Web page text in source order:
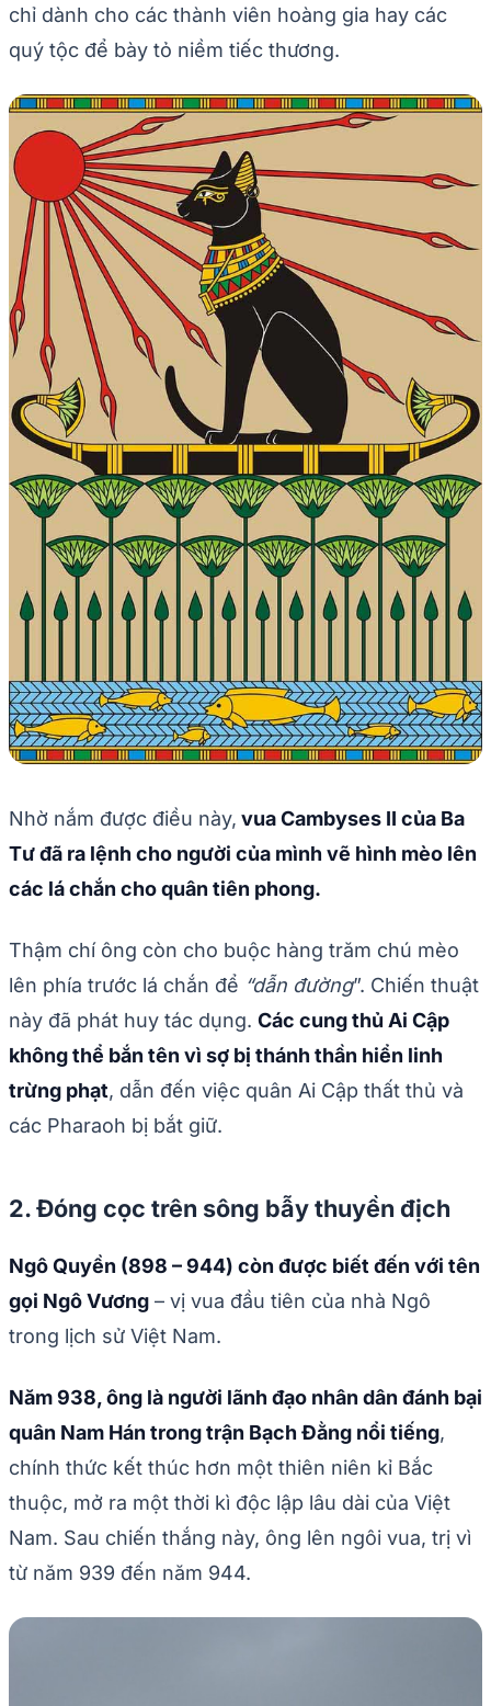
chỉ dành cho các thành viên hoàng gia hay các
quý tộc để bày tỏ niềm tiếc thương.
Nhờ nắm được điều này, vua Cambyses II của Ba
Tư đã ra lệnh cho người của mình vẽ hình mèo lên
các lá chắn cho quân tiên phong.
Thậm chí ông còn cho buộc hàng trăm chú mèo
lên phía trước lá chắn để “dẫn đường”. Chiến thuật
này đã phát huy tác dụng. Các cung thủ Ai Cập
không thể bắn tên vì sợ bị thánh thần hiển linh
trừng phạt, dẫn đến việc quân Ai Cập thất thủ và
các Pharaoh bị bắt giữ.
2. Đóng cọc trên sông bẫy thuyền địch
Ngô Quyền (898 – 944) còn được biết đến với tên
gọi Ngô Vương – vị vua đầu tiên của nhà Ngô
trong lịch sử Việt Nam.
Năm 938, ông là người lãnh đạo nhân dân đánh bại
quân Nam Hán trong trận Bạch Đằng nổi tiếng,
chính thức kết thúc hơn một thiên niên kỉ Bắc
thuộc, mở ra một thời kì độc lập lâu dài của Việt
Nam. Sau chiến thắng này, ông lên ngôi vua, trị vì
từ năm 939 đến năm 944.